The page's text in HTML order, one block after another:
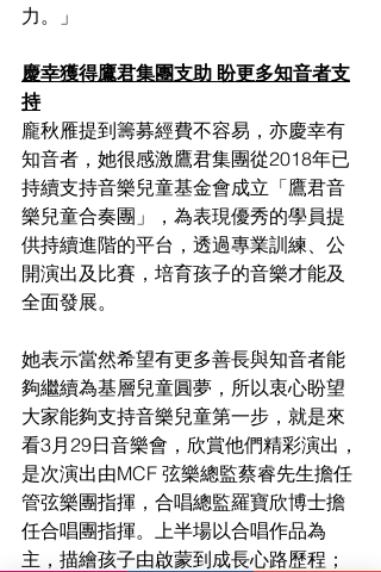
力。」
慶幸獲得鷹君集團支助 盼更多知音者支
持
龐秋雁提到籌募經費不容易，亦慶幸有
知音者，她很感激鷹君集團從2018年已
持續支持音樂兒童基金會成立「鷹君音
樂兒童合奏團」，為表現優秀的學員提
供持續進階的平台，透過專業訓練、公
開演出及比賽，培育孩子的音樂才能及
全面發展。
她表示當然希望有更多善長與知音者能
夠繼續為基層兒童圓夢，所以衷心盼望
大家能夠支持音樂兒童第一步，就是來
看3月29日音樂會，欣賞他們精彩演出，
是次演出由MCF 弦樂總監蔡睿先生擔任
管弦樂團指揮，合唱總監羅寶欣博士擔
任合唱團指揮。上半場以合唱作品為
主，描繪孩子由啟蒙到成長心路歷程；